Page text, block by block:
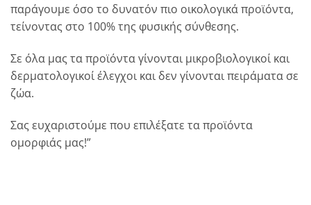
παράγουμε όσο το δυνατόν πιο οικολογικά προϊόντα,
τείνοντας στο 100% της φυσικής σύνθεσης.
Σε όλα μας τα προϊόντα γίνονται μικροβιολογικοί και
δερματολογικοί έλεγχοι και δεν γίνονται πειράματα σε
ζώα.
Σας ευχαριστούμε που επιλέξατε τα προϊόντα
ομορφιάς μας!”